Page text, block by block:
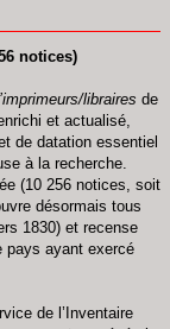
notices)
libraires de
et actualisé,
de datation essentiel
à la recherche.
(10 256 notices, soit
désormais tous
1830) et recense
pays ayant exercé
de l’Inventaire